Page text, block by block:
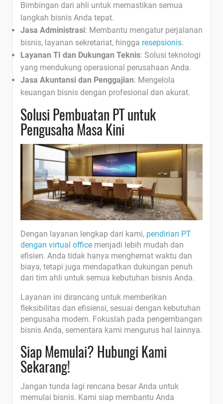
Bimbingan dari ahli untuk memastikan semua
langkah bisnis Anda tepat.
Jasa Administrasi: Membantu mengatur perjalanan
bisnis, layanan sekretariat, hingga resepsionis.
Layanan TI dan Dukungan Teknis: Solusi teknologi
yang mendukung operasional perusahaan Anda.
Jasa Akuntansi dan Penggajian: Mengelola
keuangan bisnis dengan profesional dan akurat.
Solusi Pembuatan PT untuk
Pengusaha Masa Kini
Dengan layanan lengkap dari kami, pendirian PT
dengan virtual office menjadi lebih mudah dan
efisien. Anda tidak hanya menghemat waktu dan
biaya, tetapi juga mendapatkan dukungan penuh
dari tim ahli untuk semua kebutuhan bisnis Anda.
Layanan ini dirancang untuk memberikan
fleksibilitas dan efisiensi, sesuai dengan kebutuhan
pengusaha modern. Fokuslah pada pengembangan
bisnis Anda, sementara kami mengurus hal lainnya.
Siap Memulai? Hubungi Kami
Sekarang!
Jangan tunda lagi rencana besar Anda untuk
memulai bisnis. Kami siap membantu Anda